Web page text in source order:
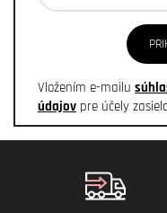
Vložením e-mailu
údajov pre účely